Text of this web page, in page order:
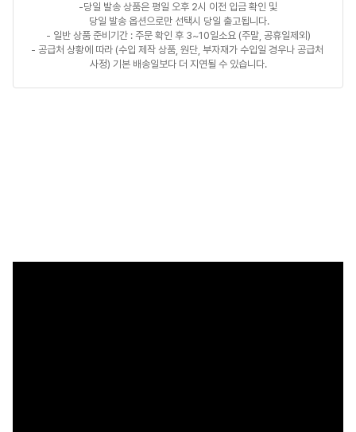
-당일 발송 상품은 평일 오후 2시 이전 입금 확인 및
- 일반 상품 준비기간 : 주문 확인 후 3~10일소요 (주말, 공휴일제외)
- 공급처 상황에 따라 (수입 제작 상품, 원단, 부자재가 수입일 경우나 공급처
사정) 기본 배송일보다 더 지연될 수 있습니다.